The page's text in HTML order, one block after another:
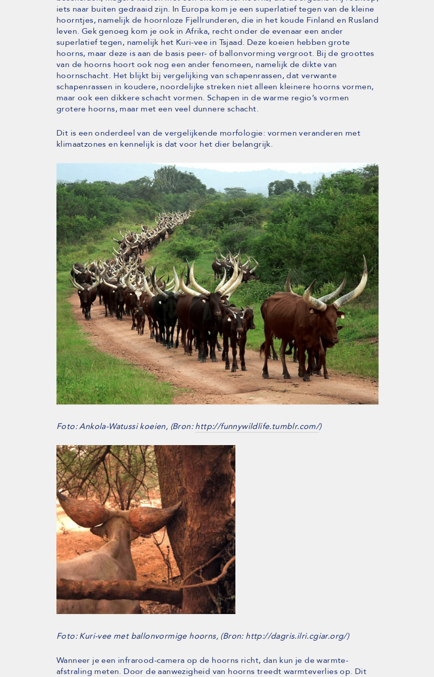
iets naar buiten gedraaid zijn. In Europa kom je een superlatief tegen van de kleine
hoorntjes, namelijk de hoornloze Fjellrunderen, die in het koude Finland en Rusland
leven. Gek genoeg kom je ook in Afrika, recht onder de evenaar een ander
superlatief tegen, namelijk het Kuri-vee in Tsjaad. Deze koeien hebben grote
hoorns, maar deze is aan de basis peer- of ballonvorming vergroot. Bij de groottes
van de hoorns hoort ook nog een ander fenomeen, namelijk de dikte van
hoornschacht. Het blijkt bij vergelijking van schapenrassen, dat verwante
schapenrassen in koudere, noordelijke streken niet alleen kleinere hoorns vormen,
maar ook een dikkere schacht vormen. Schapen in de warme regio’s vormen
grotere hoorns, maar met een veel dunnere schacht.
Dit is een onderdeel van de vergelijkende morfologie: vormen veranderen met
klimaatzones en kennelijk is dat voor het dier belangrijk.
Foto: Ankola-Watussi koeien, (Bron:http://funnywildlife.tumblr.com/)
Foto: Kuri-vee met ballonvormige hoorns, (Bron: http://dagris.ilri.cgiar.org/)
Wanneer je een infrarood-camera op de hoorns richt, dan kun je de warmte-
afstraling meten. Door de aanwezigheid van hoorns treedt warmteverlies op. Dit